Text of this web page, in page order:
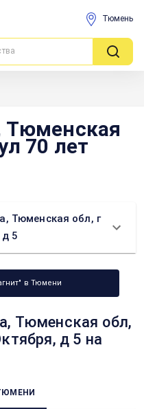
Тюмень
Тюменская
70 лет
Тюменская обл, г
5
в Тюмени
Тюменская обл,
д 5 на